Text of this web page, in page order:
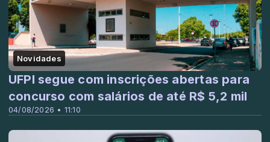
Novidades
04/08/2026 • 11:10
UFPI segue com inscrições abertas para
concurso com salários de até R$ 5,2 mil